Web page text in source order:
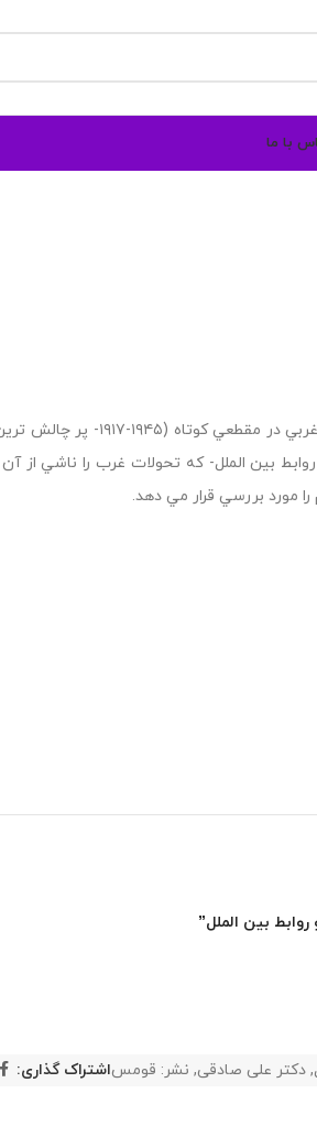
با ما
كتاب حاضر براي شناختن و
بين الملل- كه تحولات غرب را ناشي از
مورد بررسي قرار مي دهد.
بین الملل”
, دکتر علی صادقی, نشر: قومساشتراک گذاری: